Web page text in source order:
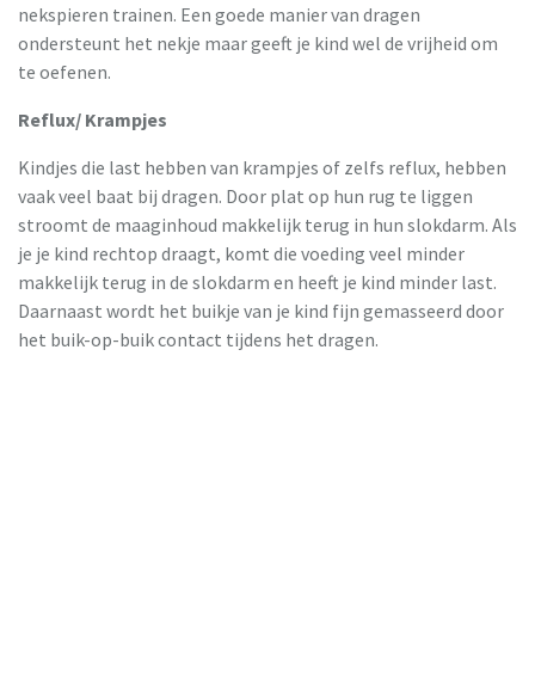
nekspieren trainen. Een goede manier van dragen
ondersteunt het nekje maar geeft je kind wel de vrijheid om
te oefenen.
Reflux/ Krampjes
Kindjes die last hebben van krampjes of zelfs reflux, hebben
vaak veel baat bij dragen. Door plat op hun rug te liggen
stroomt de maaginhoud makkelijk terug in hun slokdarm. Als
je je kind rechtop draagt, komt die voeding veel minder
makkelijk terug in de slokdarm en heeft je kind minder last.
Daarnaast wordt het buikje van je kind fijn gemasseerd door
het buik-op-buik contact tijdens het dragen.